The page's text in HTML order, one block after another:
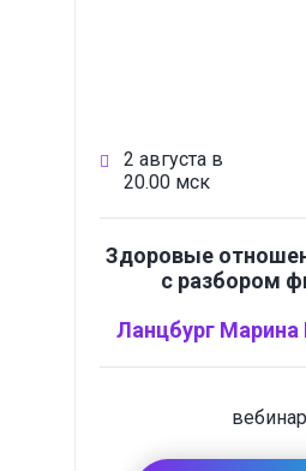
2 августа в
20.00 мск
Здоровые
с разбором
Ланцбург Марина
вебинар